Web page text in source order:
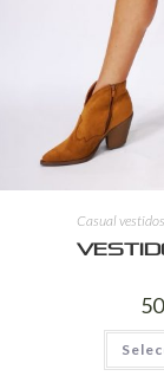
Casual vestidos